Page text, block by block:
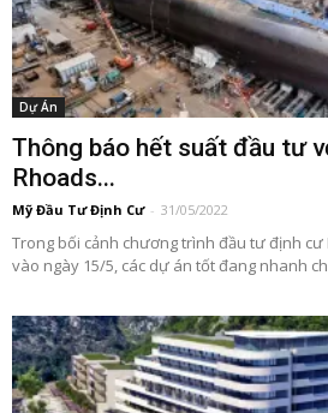
Dự Án
Thông báo hết suất đầu tư
Rhoads...
Mỹ Đầu Tư Định Cư - 31/05/2022
Trong bối cảnh chương trình đầu tư định cư
vào ngày 15/5, các dự án tốt đang nhanh